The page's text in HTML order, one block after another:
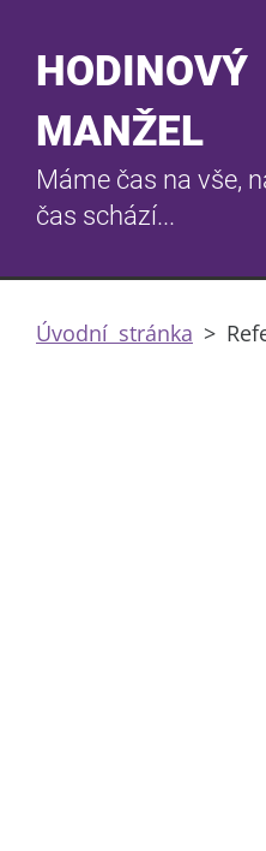
HODINOVÝ
MANŽEL
Máme čas na vše,
čas schází...
Úvodní stránka >